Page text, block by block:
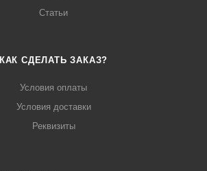
Статьи
КАК СДЕЛАТЬ ЗАКАЗ?
Условия оплаты
Условия доставки
Реквизиты